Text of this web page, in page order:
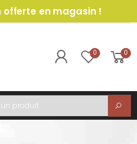
offerte en magasin !
0 0